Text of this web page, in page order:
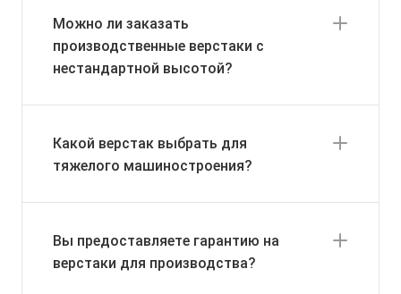
Можно ли заказать
производственные верстаки с
нестандартной высотой?
Какой верстак выбрать для
тяжелого машиностроения?
Вы предоставляете гарантию на
верстаки для производства?